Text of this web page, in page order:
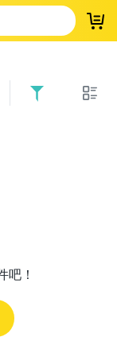
登
吧！